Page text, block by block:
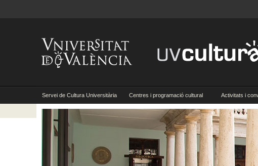
Servei de Cultura Universitària Centres i programació cultural Activitats i